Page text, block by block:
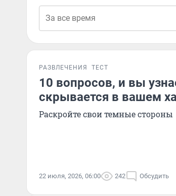
РАЗВЛЕЧЕНИЯ ТЕСТ
10 вопросов, и вы
скрывается в вашем
Раскройте свои темные стороны
22 июля, 2026, 06:00 242 Обсудить